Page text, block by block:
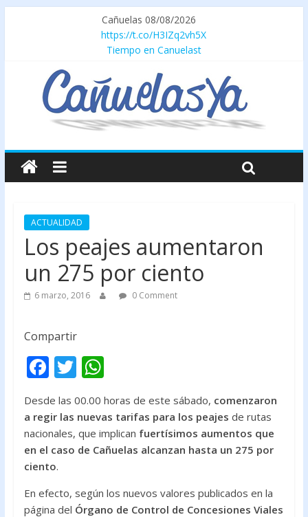
Cañuelas 08/08/2026
https://t.co/H3IZq2vh5X
Tiempo en Canuelast
ACTUALIDAD
Los peajes aumentaron
un 275 por ciento
6 marzo, 2016 0 Comment
Compartir
F
ac
e
b
o
o
k
T
itt
er
W
h
at
s
A
p
Desde las 00.00 horas de este sábado, comenzaron
a regir las nuevas tarifas para los peajes de rutas
nacionales, que implican fuertísimos aumentos que
en el caso de Cañuelas alcanzan hasta un 275 por
ciento.
En efecto, según los nuevos valores publicados en la
página del Órgano de Control de Concesiones Viales